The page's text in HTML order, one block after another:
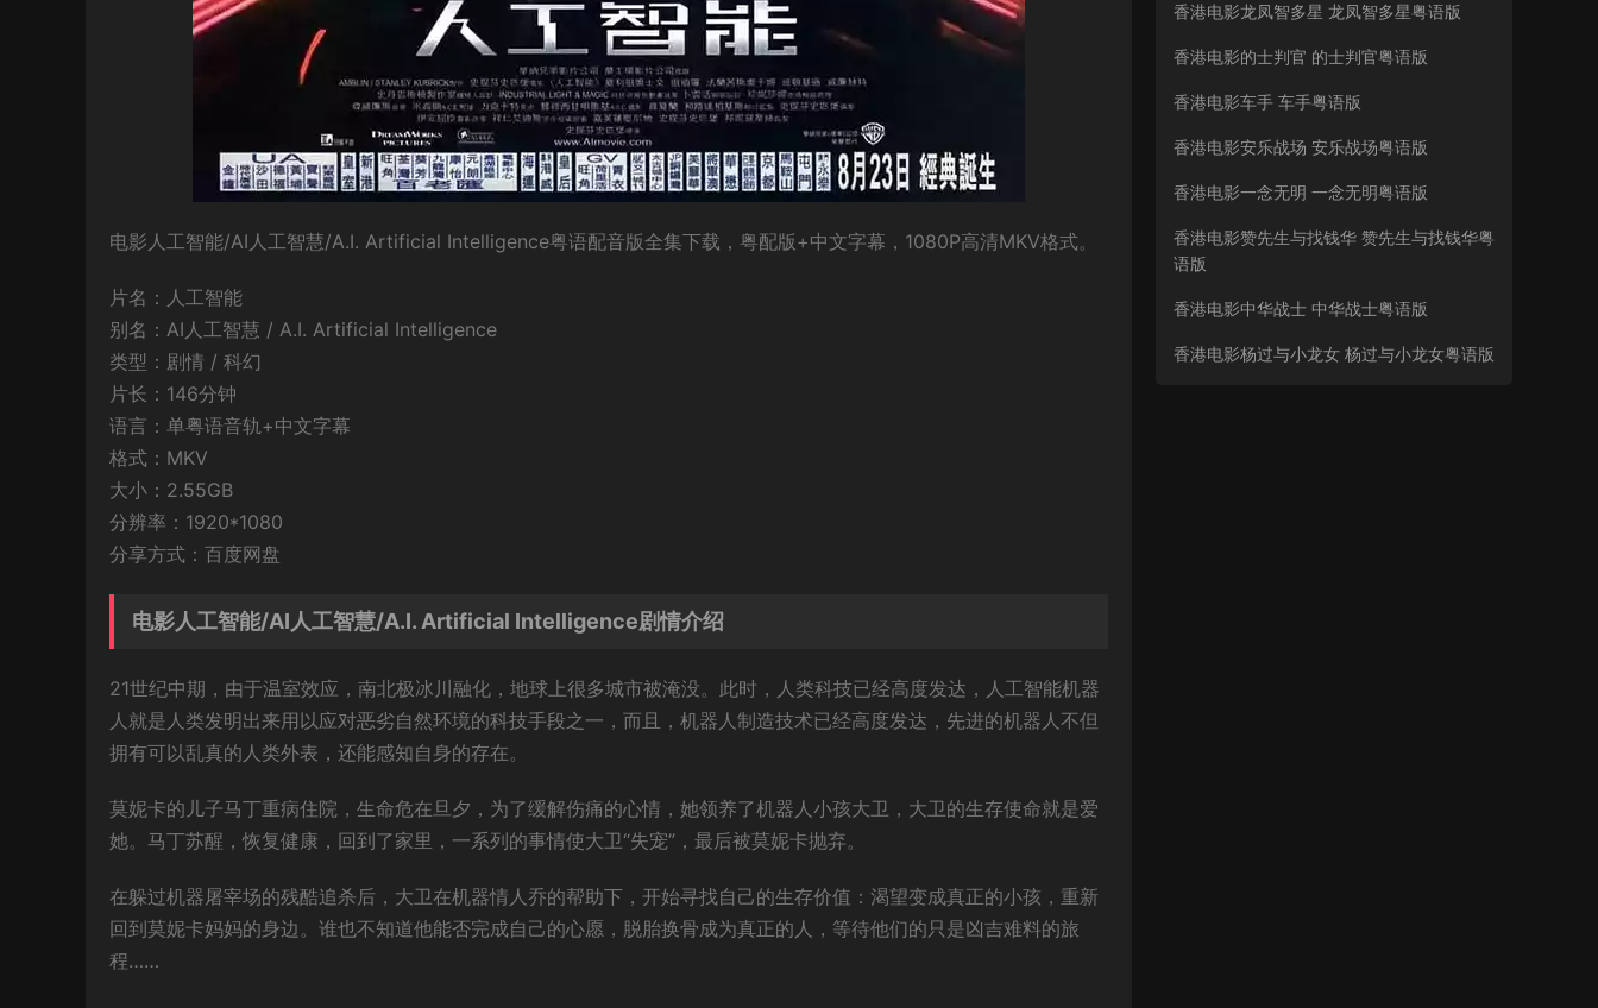
电影人工智能/AI人工智慧/A.I. Artificial Intelligence粤语配音版全集下载，粤配版+中文字幕，1080P高清MKV格式。
片名：人工智能
别名：AI人工智慧 / A.I. Artificial Intelligence
类型：剧情 / 科幻
片长：146分钟
语言：单粤语音轨+中文字幕
格式：MKV
大小：2.55GB
分辨率：1920*1080
分享方式：百度网盘
电影人工智能/AI人工智慧/A.I. Artificial Intelligence剧情介绍
21世纪中期，由于温室效应，南北极冰川融化，地球上很多城市被淹没。此时，人类科技已经高度发达，人工智能机器
人就是人类发明出来用以应对恶劣自然环境的科技手段之一，而且，机器人制造技术已经高度发达，先进的机器人不但
拥有可以乱真的人类外表，还能感知自身的存在。
莫妮卡的儿子马丁重病住院，生命危在旦夕，为了缓解伤痛的心情，她领养了机器人小孩大卫，大卫的生存使命就是爱
她。马丁苏醒，恢复健康，回到了家里，一系列的事情使大卫“失宠”，最后被莫妮卡抛弃。
在躲过机器屠宰场的残酷追杀后，大卫在机器情人乔的帮助下，开始寻找自己的生存价值：渴望变成真正的小孩，重新
回到莫妮卡妈妈的身边。谁也不知道他能否完成自己的心愿，脱胎换骨成为真正的人，等待他们的只是凶吉难料的旅
程……
香港电影龙凤智多星 龙凤智多星粤语版
香港电影的士判官 的士判官粤语版
香港电影车手 车手粤语版
香港电影安乐战场 安乐战场粤语版
香港电影一念无明 一念无明粤语版
香港电影赞先生与找钱华 赞先生与找钱华粤
语版
香港电影中华战士 中华战士粤语版
香港电影杨过与小龙女 杨过与小龙女粤语版